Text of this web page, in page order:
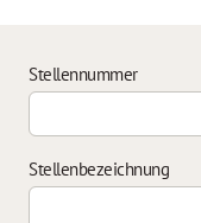
Stellennummer
Stellenbezeichnung